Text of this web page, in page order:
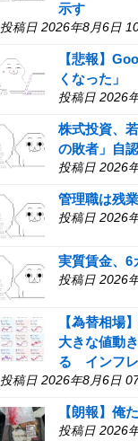
示す
投稿日 2026年8月6日
【悲報】
くなった」
投稿日 2026
株式投資、
の敗者」自認
投稿日 2026
管理職は残
投稿日 2026
実質賃金、6
投稿日 2026
【為替相場
大きな値動
る インフレ
投稿日 2026年8月6日
【朗報】俺
投稿日 2026